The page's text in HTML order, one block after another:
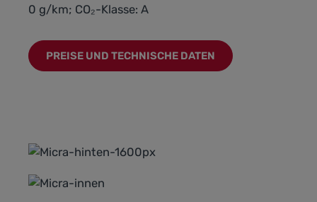
0 g/km; CO₂-Klasse: A
PREISE UND TECHNISCHE DATEN